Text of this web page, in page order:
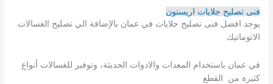
فنى تصليح جلايات اريستون
يوجد افضل فنى تصليح جلايات في عمان بالإضافة الي تصليح الغسالات
الاتوماتيك
في عمان باستخدام المعدات والادوات الحديثة، وتوفير للغسالات أنواع
كثيرة من القطع